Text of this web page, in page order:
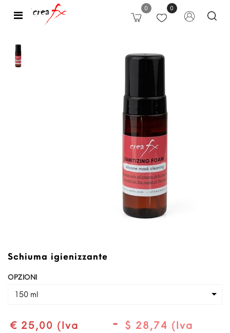
Open 0 0
Schiuma igienizzante
OPZIONI
150 ml
€ 25,00 (Iva
-
$ 28,74 (Iva